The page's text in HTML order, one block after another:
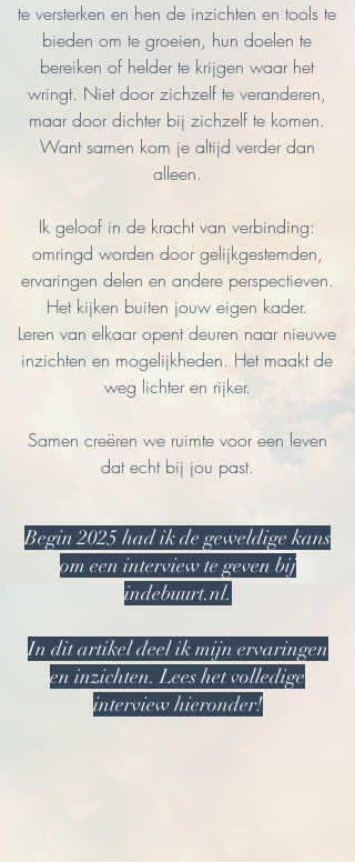
te versterken en hen de inzichten en tools te
bieden om te groeien, hun doelen te
bereiken of helder te krijgen waar het
wringt. Niet door zichzelf te veranderen,
maar door dichter bij zichzelf te komen.
Want samen kom je altijd verder dan
alleen.
Ik geloof in de kracht van verbinding:
omringd worden door gelijkgestemden,
ervaringen delen en andere perspectieven.
Het kijken buiten jouw eigen kader.
Leren van elkaar opent deuren naar nieuwe
inzichten en mogelijkheden. Het maakt de
weg lichter en rijker.
Samen creëren we ruimte voor een leven
dat echt bij jou past.
Begin 2025 had ik de geweldige kans
om een interview te geven bij
indebuurt.nl.
In dit artikel deel ik mijn ervaringen
en inzichten. Lees het volledige
interview hieronder!